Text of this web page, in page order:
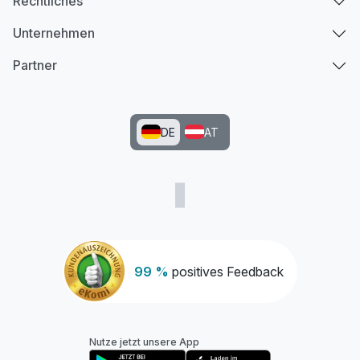
99 % positives Feedback
Unternehmen
Partner
DE AT
Nutze jetzt unsere App